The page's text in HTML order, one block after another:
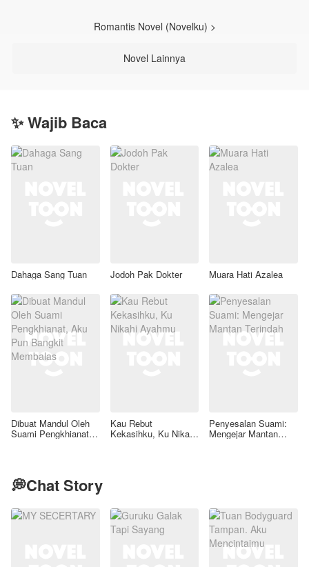
Romantis Novel (Novelku) >
Novel Lainnya
✨ Wajib Baca
Dahaga Sang Tuan Jodoh Pak Dokter Muara Hati Azalea
Dibuat Mandul Oleh
Suami Pengkhianat,
Kau Rebut
Kekasihku, Ku Nikahi
Penyesalan Suami:
Mengejar Mantan
💭Chat Story